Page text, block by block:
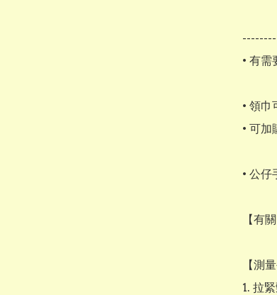
• 有
• 領
• 可
• 公仔
【有
【測
1. 拉